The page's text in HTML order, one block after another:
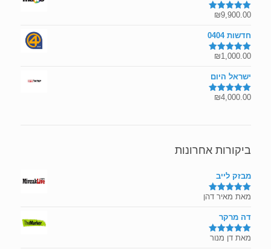
₪3,000.00.
דורג5.00
₪9,900.00
חדשות 0404
דורג5.00
₪1,000.00
ישראל היום
דורג5.00
₪4,000.00
ביקורות אחרונות
מבזק לייב
דורג 5מתוך
מאת מאיר דהן
דה מרקר
דורג 5 מתוך
מאת דן מנור